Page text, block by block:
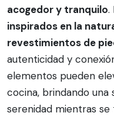
acogedor y tranquilo.
inspirados en la
revestimientos de
autenticidad y
elementos pueden
cocina, brindando una
serenidad mientras se